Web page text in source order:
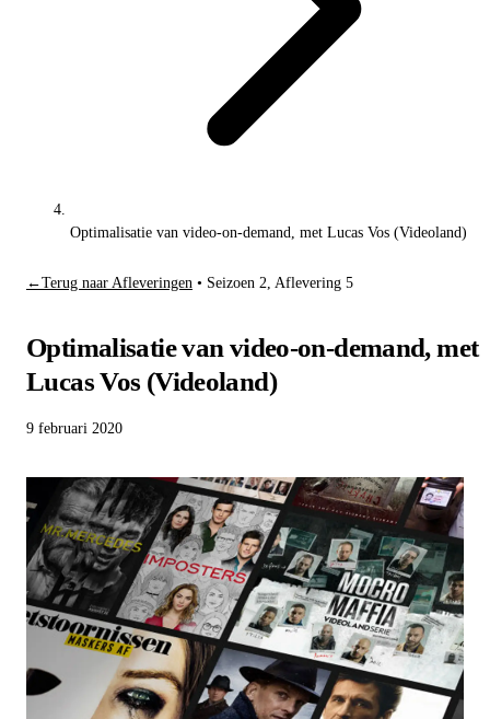
Optimalisatie van video-on-demand, met Lucas Vos (Videoland)
←Terug naar Afleveringen • Seizoen 2, Aflevering 5
Optimalisatie van video-on-demand, met
Lucas Vos (Videoland)
9 februari 2020